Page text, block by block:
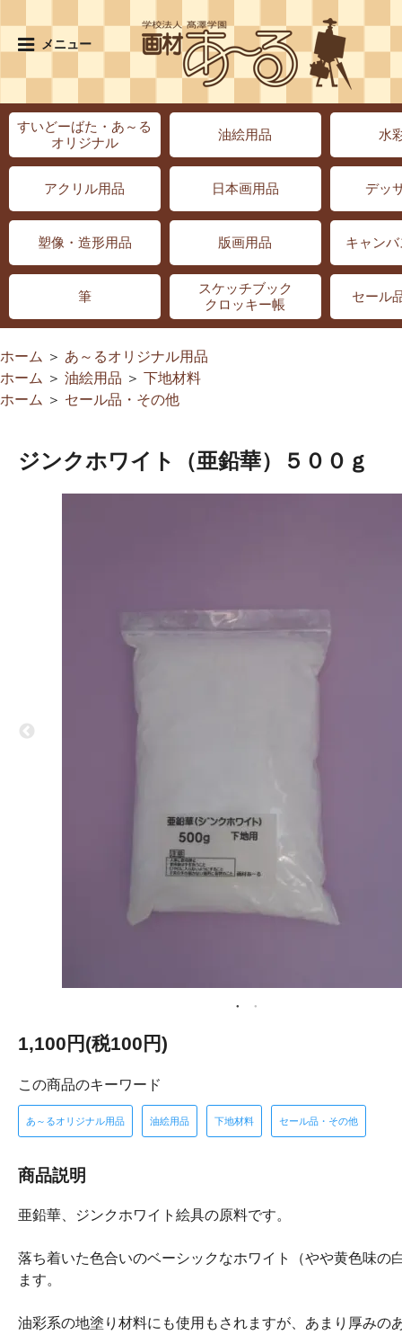
メニュー
すいどーばた・あ～る
オリジナル
油絵用品 水
アクリル用品 日本画用品 デッ
塑像・造形用品 版画用品 キャン
筆
スケッチブック
クロッキー帳
セール
ホーム ＞ あ～るオリジナル用品
ホーム ＞ 油絵用品 ＞ 下地材料
ホーム ＞ セール品・その他
ジンクホワイト（亜鉛華）５００ｇ
1,100円(税100円)
この商品のキーワード
あ～るオリジナル用品 油絵用品 下地材料 セール品・その他
商品説明
亜鉛華、ジンクホワイト絵具の原料です。
落ち着いた色合いのベーシックなホワイト（やや黄色味の
ます。
油彩系の地塗り材料にも使用もされますが、あまり厚みの